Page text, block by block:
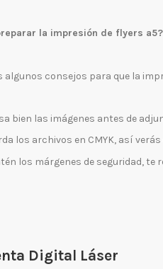
la impresión de flyers a5?
algunos consejos para que la
bien las imágenes antes de
los archivos en CMYK, así
los márgenes de seguridad, te
Digital Láser